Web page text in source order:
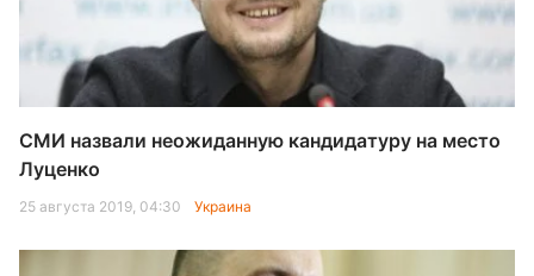
СМИ назвали неожиданную кандидатуру на место
Луценко
25 августа 2019, 04:30 Украина